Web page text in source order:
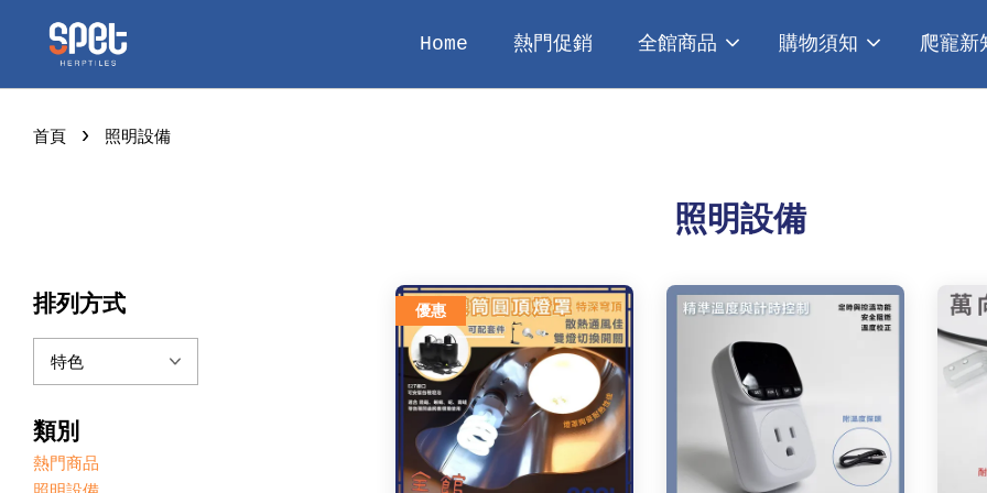
Home 熱門促銷 全館商品 購物須知 爬寵新
首頁 › 照明設備
照明設備
排列方式
類別
熱門商品
優惠